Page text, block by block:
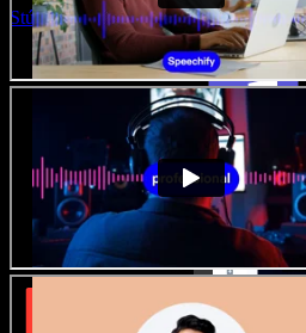
Stúdió indítása